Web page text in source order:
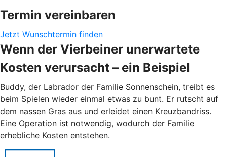
Termin vereinbaren
Jetzt Wunschtermin finden
Wenn der Vierbeiner unerwartete
Kosten verursacht – ein Beispiel
Buddy, der Labrador der Familie Sonnenschein, treibt es
beim Spielen wieder einmal etwas zu bunt. Er rutscht auf
dem nassen Gras aus und erleidet einen Kreuzbandriss.
Eine Operation ist notwendig, wodurch der Familie
erhebliche Kosten entstehen.